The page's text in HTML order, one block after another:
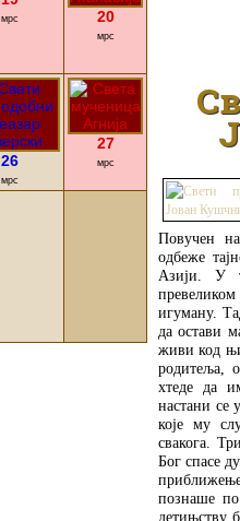
Повучен
одбеже
Азији. У
игуману.
да остави
живи код
родитеља,
хтеде да
настани се
које му
свакога.
Бог спасе
познаше
детињству
мрс 20
мрс
26
мрс
27
мрс